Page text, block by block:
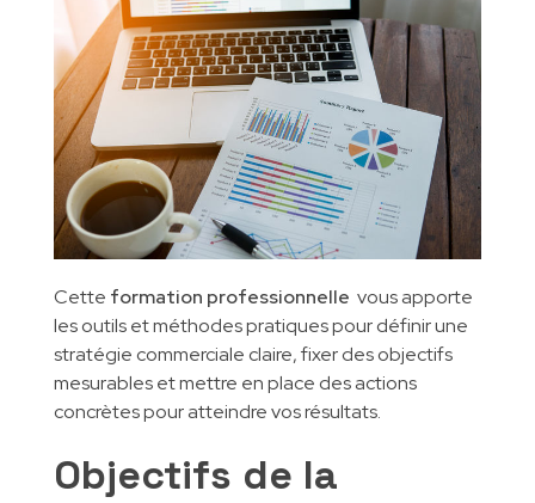
Gestion des entreprises
Gestion de la qualité
Qualité Hygiène Environnement Sécurité
Marketing digital
Génie Industriel
Informatique et Réseaux
Formations métier
Partenaires pédagogiques
INSCRIPTIONS
CONTACT
Cette formation professionnelle vous apporte
les outils et méthodes pratiques pour définir une
stratégie commerciale claire, fixer des objectifs
mesurables et mettre en place des actions
concrètes pour atteindre vos résultats.
Objectifs de la